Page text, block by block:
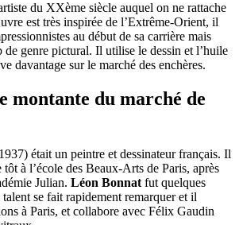
du XXème siècle auquel on ne rattache
est très inspirée de l’Extrême-Orient, il
au début de sa carrière mais
de genre pictural. Il utilise le dessin et l’huile
davantage sur le marché des enchères.
montante du marché de
était un peintre et dessinateur français. Il
à l’école des Beaux-Arts de Paris, après
Julian. Léon Bonnat fut quelques
se fait rapidement remarquer et il
à Paris, et collabore avec Félix Gaudin